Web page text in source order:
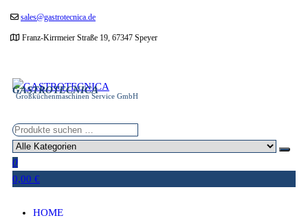
Zumsales@gastrotecnica.de
Franz-Kirrmeier Straße 19, 67347 Speyer
GASTROTECNICA
Großküchenmaschinen Service GmbH
0
0,00 €
HOME